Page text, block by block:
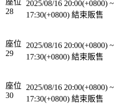
28
2025/08/16 20:00(+0800) ~
17:30(+0800) 結束販售
座位
29
2025/08/16 20:00(+0800) ~
17:30(+0800) 結束販售
座位
30
2025/08/16 20:00(+0800) ~
17:30(+0800) 結束販售